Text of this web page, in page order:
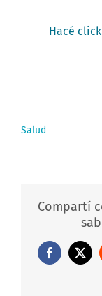
Hacé
Salud
Compartí
Facebook
X